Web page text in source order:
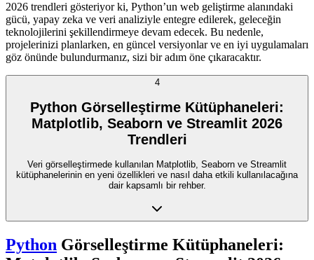
2026 trendleri gösteriyor ki, Python’un web geliştirme alanındaki
gücü, yapay zeka ve veri analiziyle entegre edilerek, geleceğin
teknolojilerini şekillendirmeye devam edecek. Bu nedenle,
projelerinizi planlarken, en güncel versiyonlar ve en iyi uygulamaları
göz önünde bulundurmanız, sizi bir adım öne çıkaracaktır.
4
Python Görselleştirme Kütüphaneleri:
Matplotlib, Seaborn ve Streamlit 2026
Trendleri
Veri görselleştirmede kullanılan Matplotlib, Seaborn ve Streamlit
kütüphanelerinin en yeni özellikleri ve nasıl daha etkili kullanılacağına
dair kapsamlı bir rehber.
Python Görselleştirme Kütüphaneleri: